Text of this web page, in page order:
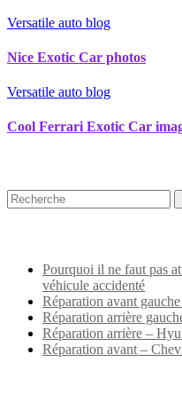
Versatile auto blog
Nice Exotic Car photos
Versatile auto blog
Cool Ferrari Exotic Car
Pourquoi il ne faut pas
véhicule accidenté
Réparation avant
Réparation arrière
Réparation arrière –
Réparation avant –